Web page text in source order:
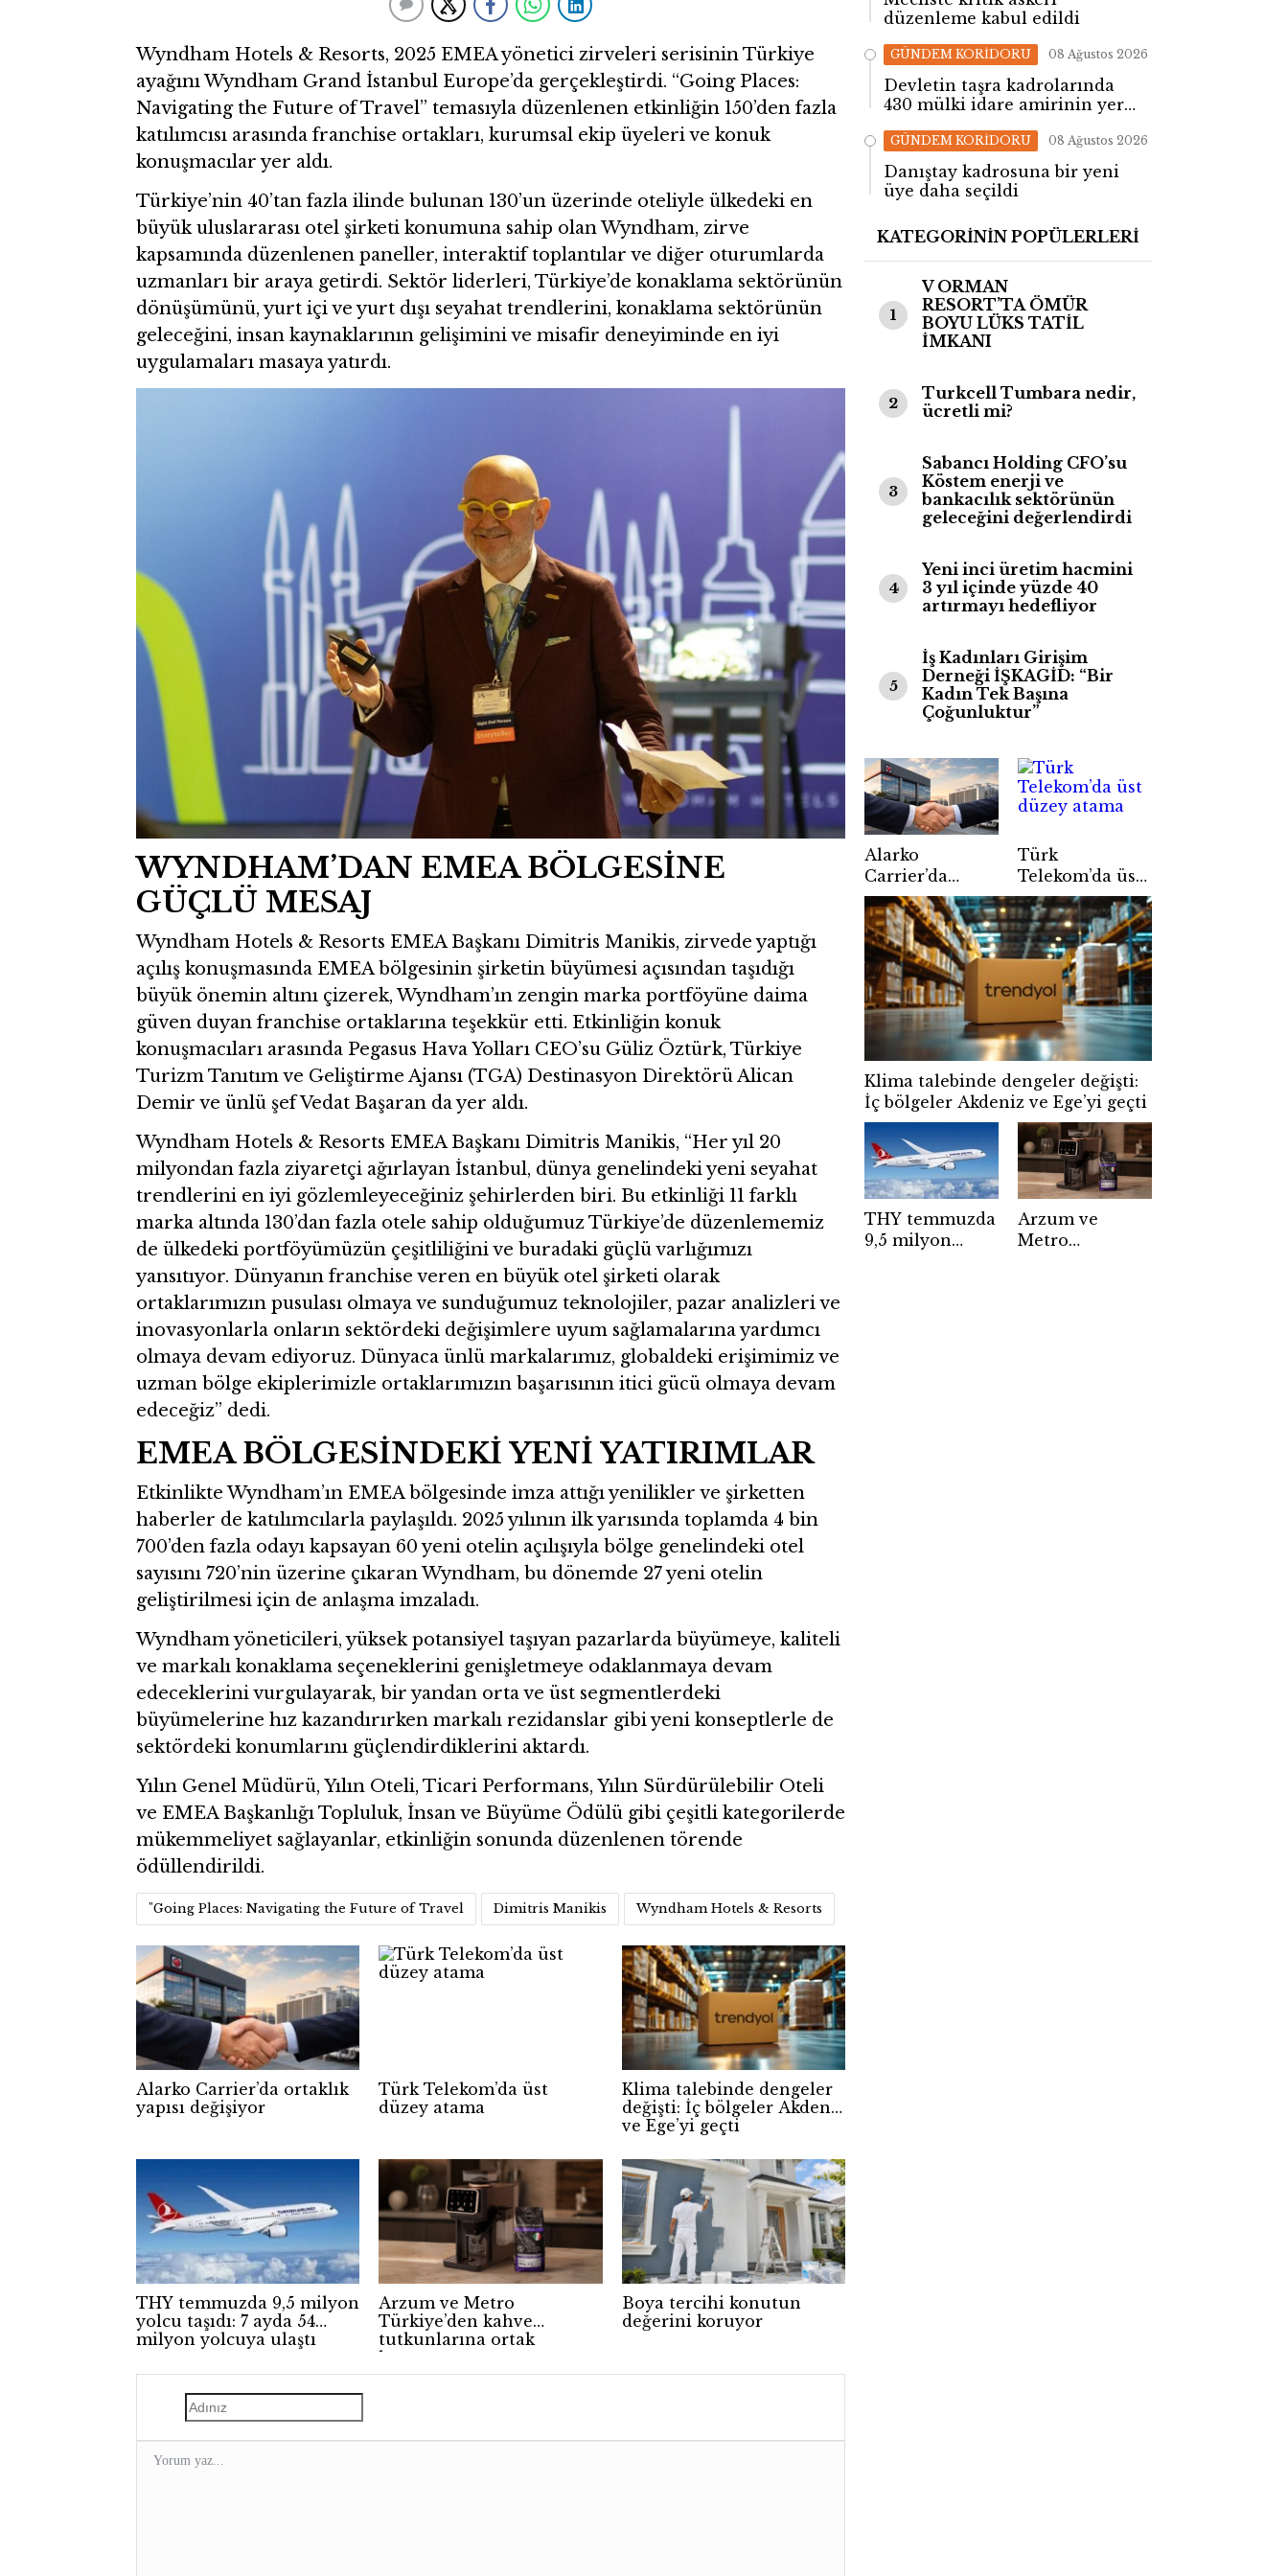
Wyndham Hotels & Resorts, 2025 EMEA yönetici zirveleri serisinin Türkiye
ayağını Wyndham Grand İstanbul Europe’da gerçekleştirdi. “Going Places:
Navigating the Future of Travel” temasıyla düzenlenen etkinliğin 150’den fazla
katılımcısı arasında franchise ortakları, kurumsal ekip üyeleri ve konuk
konuşmacılar yer aldı.
Türkiye’nin 40’tan fazla ilinde bulunan 130’un üzerinde oteliyle ülkedeki en
büyük uluslararası otel şirketi konumuna sahip olan Wyndham, zirve
kapsamında düzenlenen paneller, interaktif toplantılar ve diğer oturumlarda
uzmanları bir araya getirdi. Sektör liderleri, Türkiye’de konaklama sektörünün
dönüşümünü, yurt içi ve yurt dışı seyahat trendlerini, konaklama sektörünün
geleceğini, insan kaynaklarının gelişimini ve misafir deneyiminde en iyi
uygulamaları masaya yatırdı.
WYNDHAM’DAN EMEA BÖLGESİNE
GÜÇLÜ MESAJ
Wyndham Hotels & Resorts EMEA Başkanı Dimitris Manikis, zirvede yaptığı
açılış konuşmasında EMEA bölgesinin şirketin büyümesi açısından taşıdığı
büyük önemin altını çizerek, Wyndham’ın zengin marka portföyüne daima
güven duyan franchise ortaklarına teşekkür etti. Etkinliğin konuk
konuşmacıları arasında Pegasus Hava Yolları CEO’su Güliz Öztürk, Türkiye
Turizm Tanıtım ve Geliştirme Ajansı (TGA) Destinasyon Direktörü Alican
Demir ve ünlü şef Vedat Başaran da yer aldı.
Wyndham Hotels & Resorts EMEA Başkanı Dimitris Manikis, “Her yıl 20
milyondan fazla ziyaretçi ağırlayan İstanbul, dünya genelindeki yeni seyahat
trendlerini en iyi gözlemleyeceğiniz şehirlerden biri. Bu etkinliği 11 farklı
marka altında 130’dan fazla otele sahip olduğumuz Türkiye’de düzenlememiz
de ülkedeki portföyümüzün çeşitliliğini ve buradaki güçlü varlığımızı
yansıtıyor. Dünyanın franchise veren en büyük otel şirketi olarak
ortaklarımızın pusulası olmaya ve sunduğumuz teknolojiler, pazar analizleri ve
inovasyonlarla onların sektördeki değişimlere uyum sağlamalarına yardımcı
olmaya devam ediyoruz. Dünyaca ünlü markalarımız, globaldeki erişimimiz ve
uzman bölge ekiplerimizle ortaklarımızın başarısının itici gücü olmaya devam
edeceğiz” dedi.
EMEA BÖLGESİNDEKİ YENİ YATIRIMLAR
Etkinlikte Wyndham’ın EMEA bölgesinde imza attığı yenilikler ve şirketten
haberler de katılımcılarla paylaşıldı. 2025 yılının ilk yarısında toplamda 4 bin
700’den fazla odayı kapsayan 60 yeni otelin açılışıyla bölge genelindeki otel
sayısını 720’nin üzerine çıkaran Wyndham, bu dönemde 27 yeni otelin
geliştirilmesi için de anlaşma imzaladı.
Wyndham yöneticileri, yüksek potansiyel taşıyan pazarlarda büyümeye, kaliteli
ve markalı konaklama seçeneklerini genişletmeye odaklanmaya devam
edeceklerini vurgulayarak, bir yandan orta ve üst segmentlerdeki
büyümelerine hız kazandırırken markalı rezidanslar gibi yeni konseptlerle de
sektördeki konumlarını güçlendirdiklerini aktardı.
Yılın Genel Müdürü, Yılın Oteli, Ticari Performans, Yılın Sürdürülebilir Oteli
ve EMEA Başkanlığı Topluluk, İnsan ve Büyüme Ödülü gibi çeşitli kategorilerde
mükemmeliyet sağlayanlar, etkinliğin sonunda düzenlenen törende
ödüllendirildi.
"Going Places: Navigating the Future of Travel Dimitris Manikis Wyndham Hotels & Resorts
Alarko Carrier’da ortaklık
yapısı değişiyor
Türk Telekom’da üst
düzey atama
Klima talebinde dengeler
değişti: İç bölgeler Akdeniz
ve Ege’yi geçti
THY temmuzda 9,5 milyon
yolcu taşıdı: 7 ayda 54
milyon yolcuya ulaştı
Arzum ve Metro
Türkiye’den kahve
tutkunlarına ortak
kampanya
Boya tercihi konutun
değerini koruyor
düzenleme kabul edildi
GÜNDEM KORİDORU 08 Ağustos 2026
Devletin taşra kadrolarında
430 mülki idare amirinin yeri
GÜNDEM KORİDORU 08 Ağustos 2026
Danıştay kadrosuna bir yeni
üye daha seçildi
KATEGORİNİN POPÜLERLERİ
1
V ORMAN
RESORT’TA ÖMÜR
BOYU LÜKS TATİL
İMKANI
2
Turkcell Tumbara nedir,
ücretli mi?
3
Sabancı Holding CFO’su
Köstem enerji ve
bankacılık sektörünün
geleceğini değerlendirdi
4
Yeni inci üretim hacmini
3 yıl içinde yüzde 40
artırmayı hedefliyor
5
İş Kadınları Girişim
Derneği İŞKAGİD: “Bir
Kadın Tek Başına
Çoğunluktur”
Alarko
Carrier’da
ortaklık yapısı
değişiyor
Türk
Telekom’da üst
düzey atama
Klima talebinde dengeler değişti:
İç bölgeler Akdeniz ve Ege’yi geçti
THY temmuzda
9,5 milyon
Arzum ve
Metro